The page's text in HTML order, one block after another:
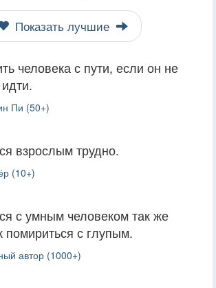
Показать лучшие
человека с пути, если он не
Пи (50+)
взрослым трудно.
(10+)
с умным человеком так же
помириться с глупым.
автор (1000+)